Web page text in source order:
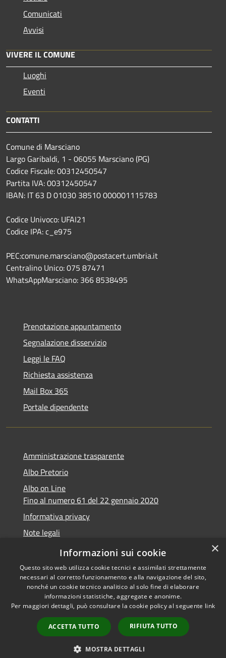
Comunicati
Avvisi
VIVERE IL COMUNE
Luoghi
Eventi
CONTATTI
Comune di Marsciano
Largo Garibaldi, 1 - 06055 Marsciano (PG)
Codice Fiscale: 00312450547
Partita IVA: 00312450547
IBAN: IT 63 D 01030 38510 000001115783
Codice Univoco: UFAI21
Codice IPA: c_e975
PEC:comune.marsciano@postacert.umbria.it
Centralino Unico: 075 87471
WhatsAppMarsciano: 366 8538495
Prenotazione appuntamento
Segnalazione disservizio
Leggi le FAQ
Richiesta assistenza
Mail Box 365
Portale dipendente
Amministrazione trasparente
Albo Pretorio
Albo on Line
Fino al numero 61 del 22 gennaio 2020
Informativa privacy
Note legali
Dichiarazione di accessibilità
Accessibilità
Copyright © 2026 • Comune di
Marsciano • Powered by
Municipium•
Accesso
redazione
×
Informazioni sui cookie
Questo sito web utilizza cookie tecnici e assimilati strettamente
necessari al corretto funzionamento e alla navigazione del sito,
nonché un cookie tecnico analitico al solo fine di elaborare
informazioni statistiche, aggregate e anonime.
Per maggiori dettagli, può consultare la cookie policy al seguente link
ACCETTA TUTTO RIFIUTA TUTTO
MOSTRA DETTAGLI